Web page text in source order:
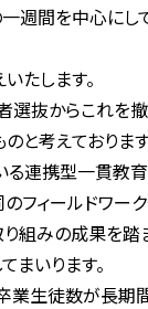
週間を中心に
たします。
抜からこれを
と考えております
連携型一貫教
フィールドワ
組みの成果を
いります。
生徒数が長期